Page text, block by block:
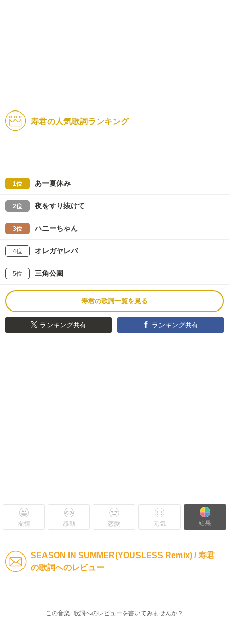
寿君の人気歌詞ランキング
1位 あー夏休み
2位 夜をすり抜けて
3位 ハニーちゃん
4位 オレガヤレバ
5位 三角公園
寿君の歌詞一覧を見る
ランキング共有 ランキング共有
友情 感動 恋愛 元気 結果
SEASON IN SUMMER(YOUSLESS Remix) / 寿君
の歌詞へのレビュー
この音楽･歌詞へのレビューを書いてみませんか？